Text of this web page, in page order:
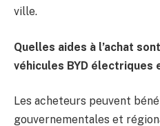
ville.
Quelles aides à l’achat
véhicules BYD électriques
Les acheteurs peuvent
gouvernementales et